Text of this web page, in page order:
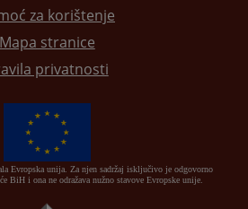
za korištenje
Mapa stranice
privatnosti
Evropska unija. Za njen sadržaj isključivo je odgovorno
BiH i ona ne odražava nužno stavove Evropske unije.